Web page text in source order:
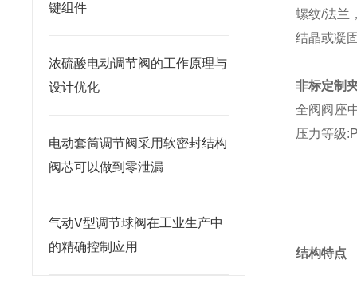
键组件
浓硫酸电动调节阀的工作原理与
设计优化
电动套筒调节阀采用软密封结构
阀芯可以做到零泄漏
气动V型调节球阀在工业生产中
的精确控制应用
螺纹/法兰
结晶或凝
非标定制
全阀阀座
压力等级
结构特点